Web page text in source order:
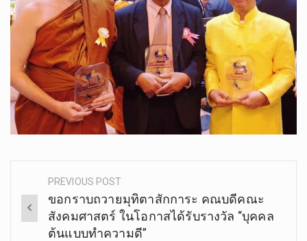
Post
navigation
PREVIOUS POST
ขอกราบถวายมุทิตาสักการะ คณบดีคณะ
สังคมศาสตร์ ในโอกาสได้รับรางวัล “บุคคล
ต้นแบบทำความดี”